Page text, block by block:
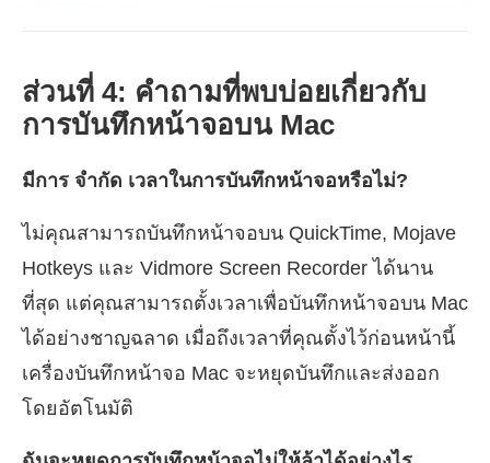
ส่วนที่ 4: คำถามที่พบบ่อยเกี่ยวกับ
การบันทึกหน้าจอบน Mac
มีการ จำกัด เวลาในการบันทึกหน้าจอหรือไม่?
ไม่คุณสามารถบันทึกหน้าจอบน QuickTime, Mojave
Hotkeys และ Vidmore Screen Recorder ได้นาน
ที่สุด แต่คุณสามารถตั้งเวลาเพื่อบันทึกหน้าจอบน Mac
ได้อย่างชาญฉลาด เมื่อถึงเวลาที่คุณตั้งไว้ก่อนหน้านี้
เครื่องบันทึกหน้าจอ Mac จะหยุดบันทึกและส่งออก
โดยอัตโนมัติ